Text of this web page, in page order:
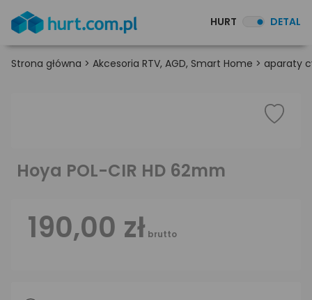
HURT DETAL
Strona główna > Akcesoria RTV, AGD, Smart Home > aparaty
Hoya POL-CIR HD 62mm
190,00 zł brutto